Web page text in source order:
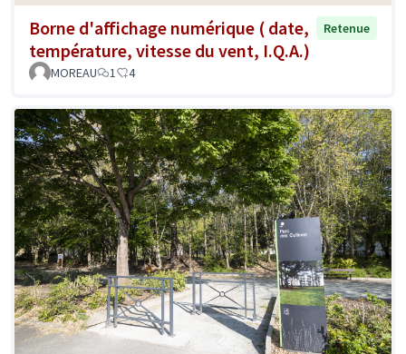
Borne d'affichage numérique ( date,
température, vitesse du vent, I.Q.A.)
Retenue
MOREAU 1 4